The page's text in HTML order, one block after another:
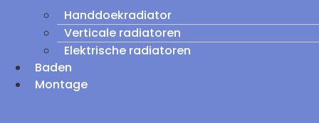
Handdoekradiator
Verticale radiatoren
Elektrische radiatoren
Baden
Montage